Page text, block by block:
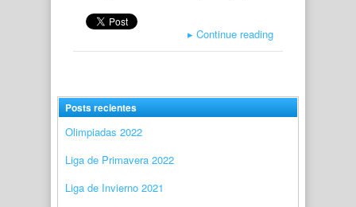
▸ Continue reading
Posts recientes
Olimpiadas 2022
Liga de Primavera 2022
Liga de Invierno 2021